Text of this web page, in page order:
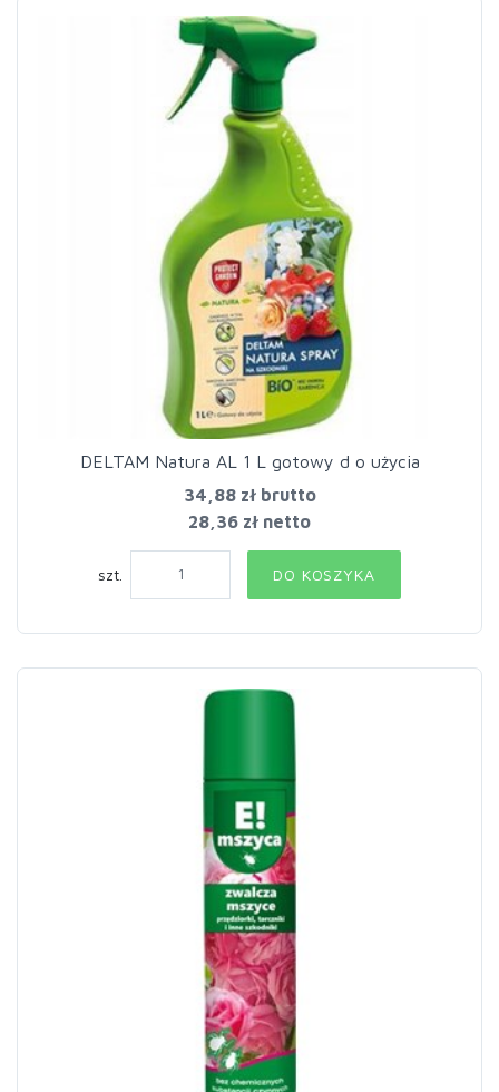
DELTAM Natura AL 1 L gotowy d o użycia
34,88 złbrutto
28,36 zł netto
szt. DO KOSZYKA